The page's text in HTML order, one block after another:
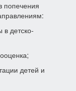
детско-
детей и